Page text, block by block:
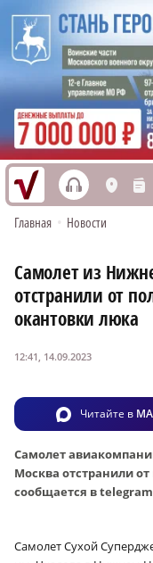
h L n
Главная • Новости
Самолет из
отстранили от
окантовки люка
12:41, 14.09.2023
Читайте в
Самолет
Москва отстранили
сообщается в
Самолет Сухой